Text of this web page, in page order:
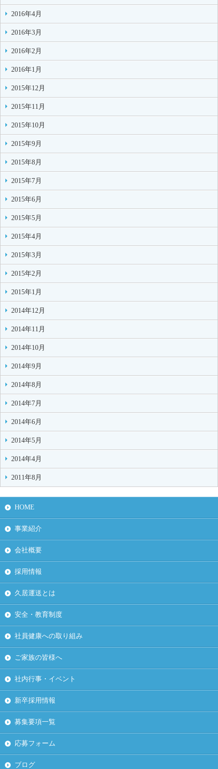
2016年4月
2016年3月
2016年2月
2016年1月
2015年12月
2015年11月
2015年10月
2015年9月
2015年8月
2015年7月
2015年6月
2015年5月
2015年4月
2015年3月
2015年2月
2015年1月
2014年12月
2014年11月
2014年10月
2014年9月
2014年8月
2014年7月
2014年6月
2014年5月
2014年4月
2011年8月
HOME
事業紹介
会社概要
採用情報
久居運送とは
安全・教育制度
社員健康への取り組み
ご家族の皆様へ
社内行事・イベント
新卒採用情報
募集要項一覧
応募フォーム
ブログ